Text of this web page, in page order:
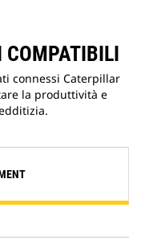
COMPATIBILI
connessi Caterpillar
la produttività e